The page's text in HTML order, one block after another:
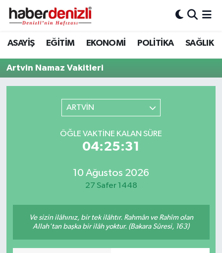
ASAYİŞ EĞİTİM EKONOMİ POLİTİKA SAĞLIK
Artvin Namaz Vakitleri
ARTVİN
ÖĞLE VAKTINE KALAN SÜRE
04:25:31
10 Ağustos 2026
27 Safer 1448
Ve sizin ilâhınız, bir tek ilâhtır. Rahmân ve Rahîm olan
Allah'tan başka bir ilâh yoktur. (Bakara Sûresi, 163)
Denizli Nöbetçi Eczaneler
Denizli Hava Durumu
Denizli Trafik Yoğunluk Haritası
Tüm Manşetler